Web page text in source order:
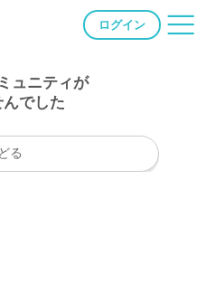
ログイン
ュニティが
でした
る